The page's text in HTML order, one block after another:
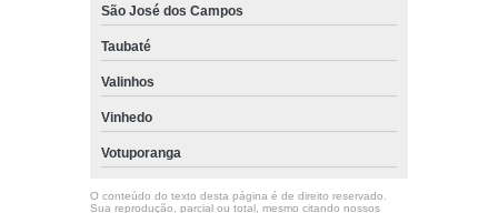
São José dos Campos
Taubaté
Valinhos
Vinhedo
Votuporanga
O conteúdo do texto desta página é de direito reservado.
Sua reprodução, parcial ou total, mesmo citando nossos